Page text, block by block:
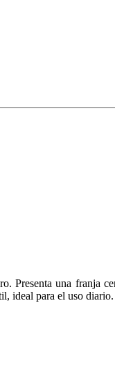
Presenta una franja
ideal para el uso diario.